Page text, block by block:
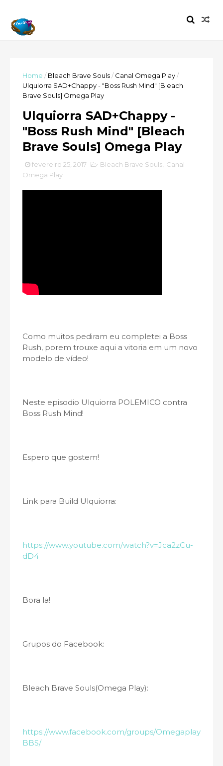
Home / Bleach Brave Souls/ Canal Omega Play/
Ulquiorra SAD+Chappy - "Boss Rush Mind" [Bleach
Brave Souls] Omega Play
Ulquiorra SAD+Chappy -
"Boss Rush Mind" [Bleach
Brave Souls] Omega Play
fevereiro 25, 2017 Bleach Brave Souls Canal
Omega Play
Como muitos pediram eu completei a Boss
Rush, porem trouxe aqui a vitoria em um novo
modelo de vídeo!
Neste episodio Ulquiorra POLEMICO contra
Boss Rush Mind!
Espero que gostem!
Link para Build Ulquiorra:
https://www.youtube.com/watch?v=Jca2zCu-
dD4
Bora la!
Grupos do Facebook:
Bleach Brave Souls(Omega Play):
https://www.facebook.com/groups/Omegaplay
BBS/